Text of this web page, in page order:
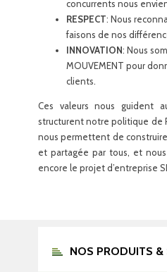
concurrents nous
RESPECT: Nous
faisons de nos
INNOVATION: Nous
MOUVEMENT pour
clients.
Ces valeurs nous guident
structurent notre politique de
nous permettent de
et partagée par tous, et
encore le projet d’entreprise
NOS PRODUITS &